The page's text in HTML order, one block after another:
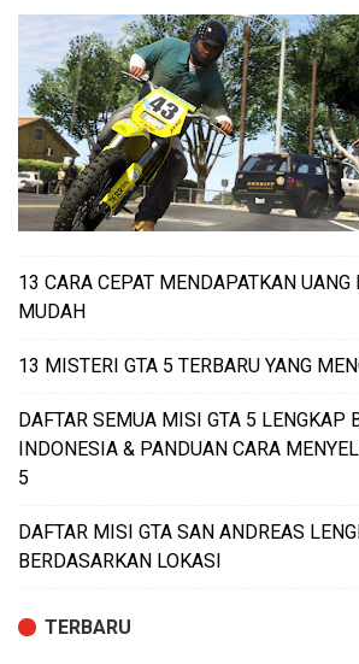
13 CARA CEPAT MENDAPATKAN UANG
MUDAH
13 MISTERI GTA 5 TERBARU YANG
DAFTAR SEMUA MISI GTA 5 LENGKAP
INDONESIA & PANDUAN CARA
5
DAFTAR MISI GTA SAN ANDREAS
BERDASARKAN LOKASI
TERBARU